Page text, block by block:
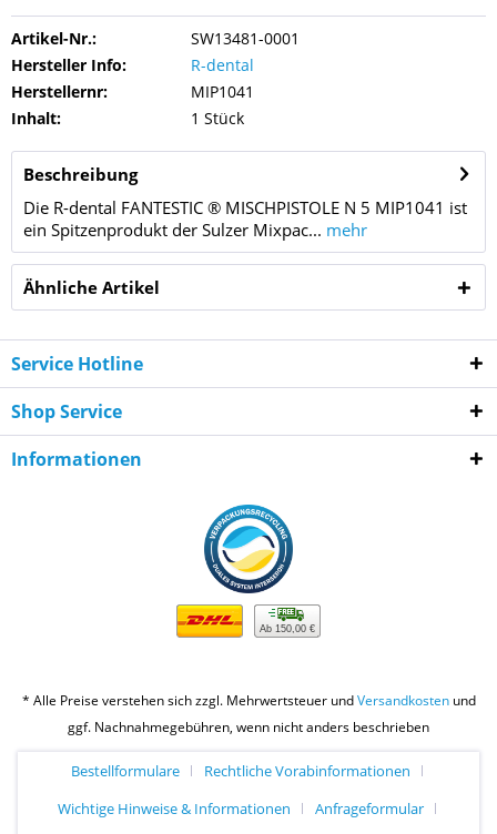
Artikel-Nr.:
SW13481-0001
Hersteller Info:
R-dental
Herstellernr:
MIP1041
Inhalt:
1 Stück
Beschreibung
Die R-dental FANTESTIC ® MISCHPISTOLE N 5 MIP1041 ist
ein Spitzenprodukt der Sulzer Mixpac... mehr
Ähnliche Artikel
Service Hotline
Shop Service
Informationen
Ab 150,00 €
* Alle Preise verstehen sich zzgl. Mehrwertsteuer undVersandkostenund
ggf. Nachnahmegebühren, wenn nicht anders beschrieben
Bestellformulare
Rechtliche Vorabinformationen
Wichtige Hinweise & Informationen
Anfrageformular